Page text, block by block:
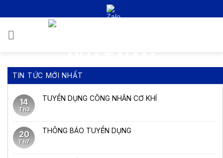
qua
nội
dung
TIN TỨC MỚI NHẤT
14
Th3
TUYỂN DỤNG CÔNG NHÂN CƠ KHÍ
20
Th7
THÔNG BÁO TUYỂN DỤNG